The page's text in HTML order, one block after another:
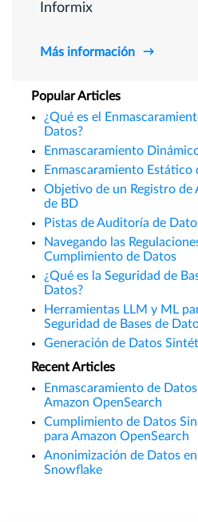
Informix
Más información
Popular Articles
¿Qué es el
Datos?
Enmascaramiento
Enmascaramiento Estático
Objetivo de un Registro de
de BD
Pistas de Auditoría de
Navegando las
Cumplimiento de Datos
¿Qué es la Seguridad de
Datos?
Herramientas LLM y ML
Seguridad de Bases de
Generación de Datos
Recent Articles
Enmascaramiento de
Amazon OpenSearch
Cumplimiento de Datos
para Amazon OpenSearch
Anonimización de Datos en
Snowflake